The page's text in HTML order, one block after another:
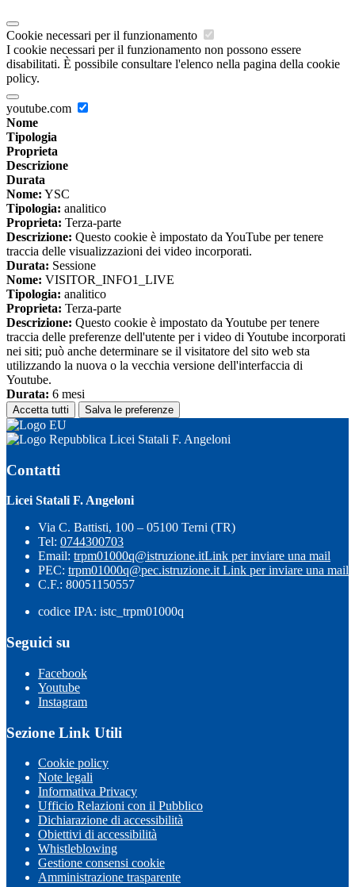
Cookie necessari per il funzionamento
I cookie necessari per il funzionamento non possono essere
disabilitati. È possibile consultare l'elenco nella pagina della cookie
policy.
youtube.com
Nome
Tipologia
Proprieta
Descrizione
Durata
Nome: YSC
Tipologia: analitico
Proprieta: Terza-parte
Descrizione: Questo cookie è impostato da YouTube per tenere
traccia delle visualizzazioni dei video incorporati.
Durata: Sessione
Nome: VISITOR_INFO1_LIVE
Tipologia: analitico
Proprieta: Terza-parte
Descrizione: Questo cookie è impostato da Youtube per tenere
traccia delle preferenze dell'utente per i video di Youtube incorporati
nei siti; può anche determinare se il visitatore del sito web sta
utilizzando la nuova o la vecchia versione dell'interfaccia di
Youtube.
Durata: 6 mesi
Accetta tutti Salva le preferenze
Licei Statali F. Angeloni
Contatti
Licei Statali F. Angeloni
Via C. Battisti, 100 – 05100 Terni (TR)
Tel: 0744300703
Email: trpm01000q@istruzione.itLink per inviare una mail
PEC: trpm01000q@pec.istruzione.itLink per inviare una mail
C.F.: 80051150557
codice IPA: istc_trpm01000q
Seguici su
Facebook
Youtube
Instagram
Sezione Link Utili
Cookie policy
Note legali
Informativa Privacy
Ufficio Relazioni con il Pubblico
Dichiarazione di accessibilità
Obiettivi di accessibilità
Whistleblowing
Gestione consensi cookie
Amministrazione trasparente